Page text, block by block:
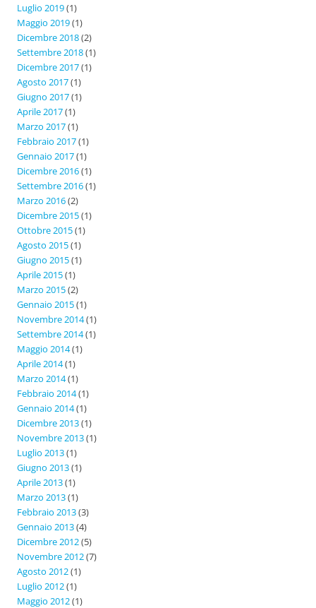
Luglio 2019(1)
Maggio 2019(1)
Dicembre 2018(2)
Settembre 2018(1)
Dicembre 2017(1)
Agosto 2017(1)
Giugno 2017(1)
Aprile 2017(1)
Marzo 2017(1)
Febbraio 2017(1)
Gennaio 2017(1)
Dicembre 2016(1)
Settembre 2016(1)
Marzo 2016(2)
Dicembre 2015(1)
Ottobre 2015(1)
Agosto 2015(1)
Giugno 2015(1)
Aprile 2015(1)
Marzo 2015(2)
Gennaio 2015(1)
Novembre 2014(1)
Settembre 2014(1)
Maggio 2014(1)
Aprile 2014(1)
Marzo 2014(1)
Febbraio 2014(1)
Gennaio 2014(1)
Dicembre 2013(1)
Novembre 2013(1)
Luglio 2013(1)
Giugno 2013(1)
Aprile 2013(1)
Marzo 2013(1)
Febbraio 2013(3)
Gennaio 2013(4)
Dicembre 2012(5)
Novembre 2012(7)
Agosto 2012(1)
Luglio 2012(1)
Maggio 2012(1)